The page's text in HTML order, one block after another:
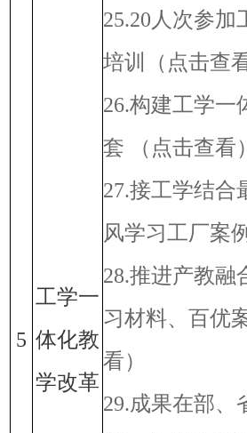
5
工学一
体化教
学改革
25.20人次参加
培训
（点击查
26.构建工学一
套
（点击查看）
27.接工学结合
风学习工厂案例
28.推进产教融
习材料、百优
看）
29.成果在部、